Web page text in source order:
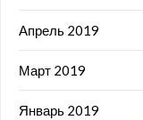
Апрель 2019
Март 2019
Январь 2019